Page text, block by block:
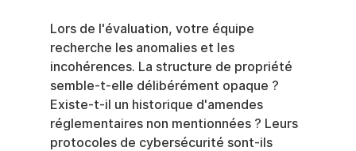
Lors de l'évaluation, votre équipe
recherche les anomalies et les
incohérences. La structure de propriété
semble-t-elle délibérément opaque ?
Existe-t-il un historique d'amendes
réglementaires non mentionnées ? Leurs
protocoles de cybersécurité sont-ils